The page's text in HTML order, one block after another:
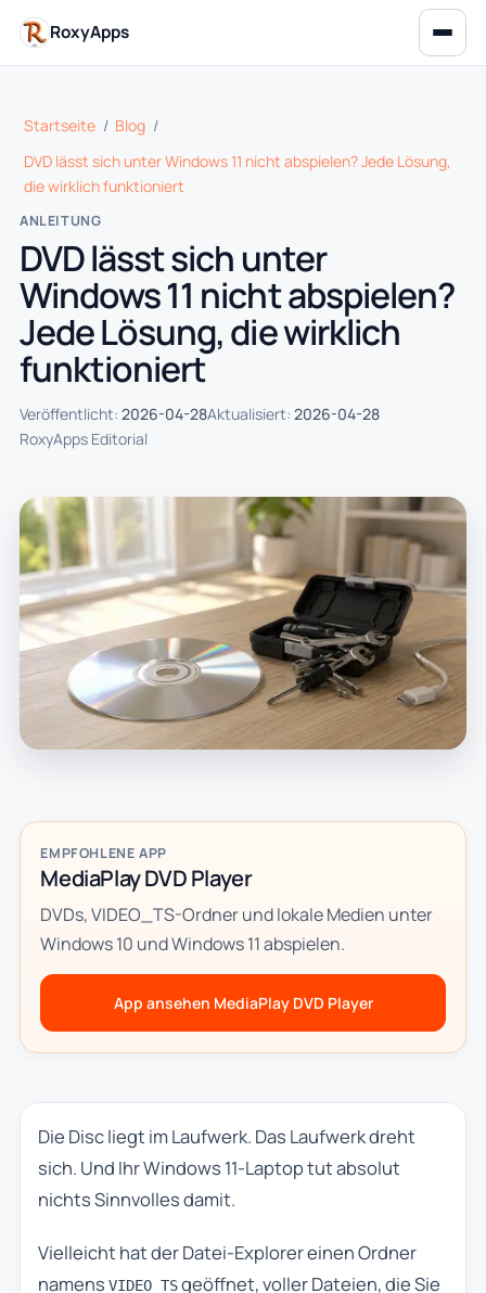
RoxyApps
Startseite / Blog /
DVD lässt sich unter Windows 11 nicht abspielen? Jede Lösung,
die wirklich funktioniert
ANLEITUNG
DVD lässt sich unter
Windows 11 nicht abspielen?
Jede Lösung, die wirklich
funktioniert
Veröffentlicht: 2026-04-28Aktualisiert: 2026-04-28
RoxyApps Editorial
EMPFOHLENE APP
MediaPlay DVD Player
DVDs, VIDEO_TS-Ordner und lokale Medien unter
Windows 10 und Windows 11 abspielen.
App ansehen MediaPlay DVD Player
Die Disc liegt im Laufwerk. Das Laufwerk dreht
sich. Und Ihr Windows 11-Laptop tut absolut
nichts Sinnvolles damit.
Vielleicht hat der Datei-Explorer einen Ordner
namens VIDEO_TSgeöffnet, voller Dateien, die Sie